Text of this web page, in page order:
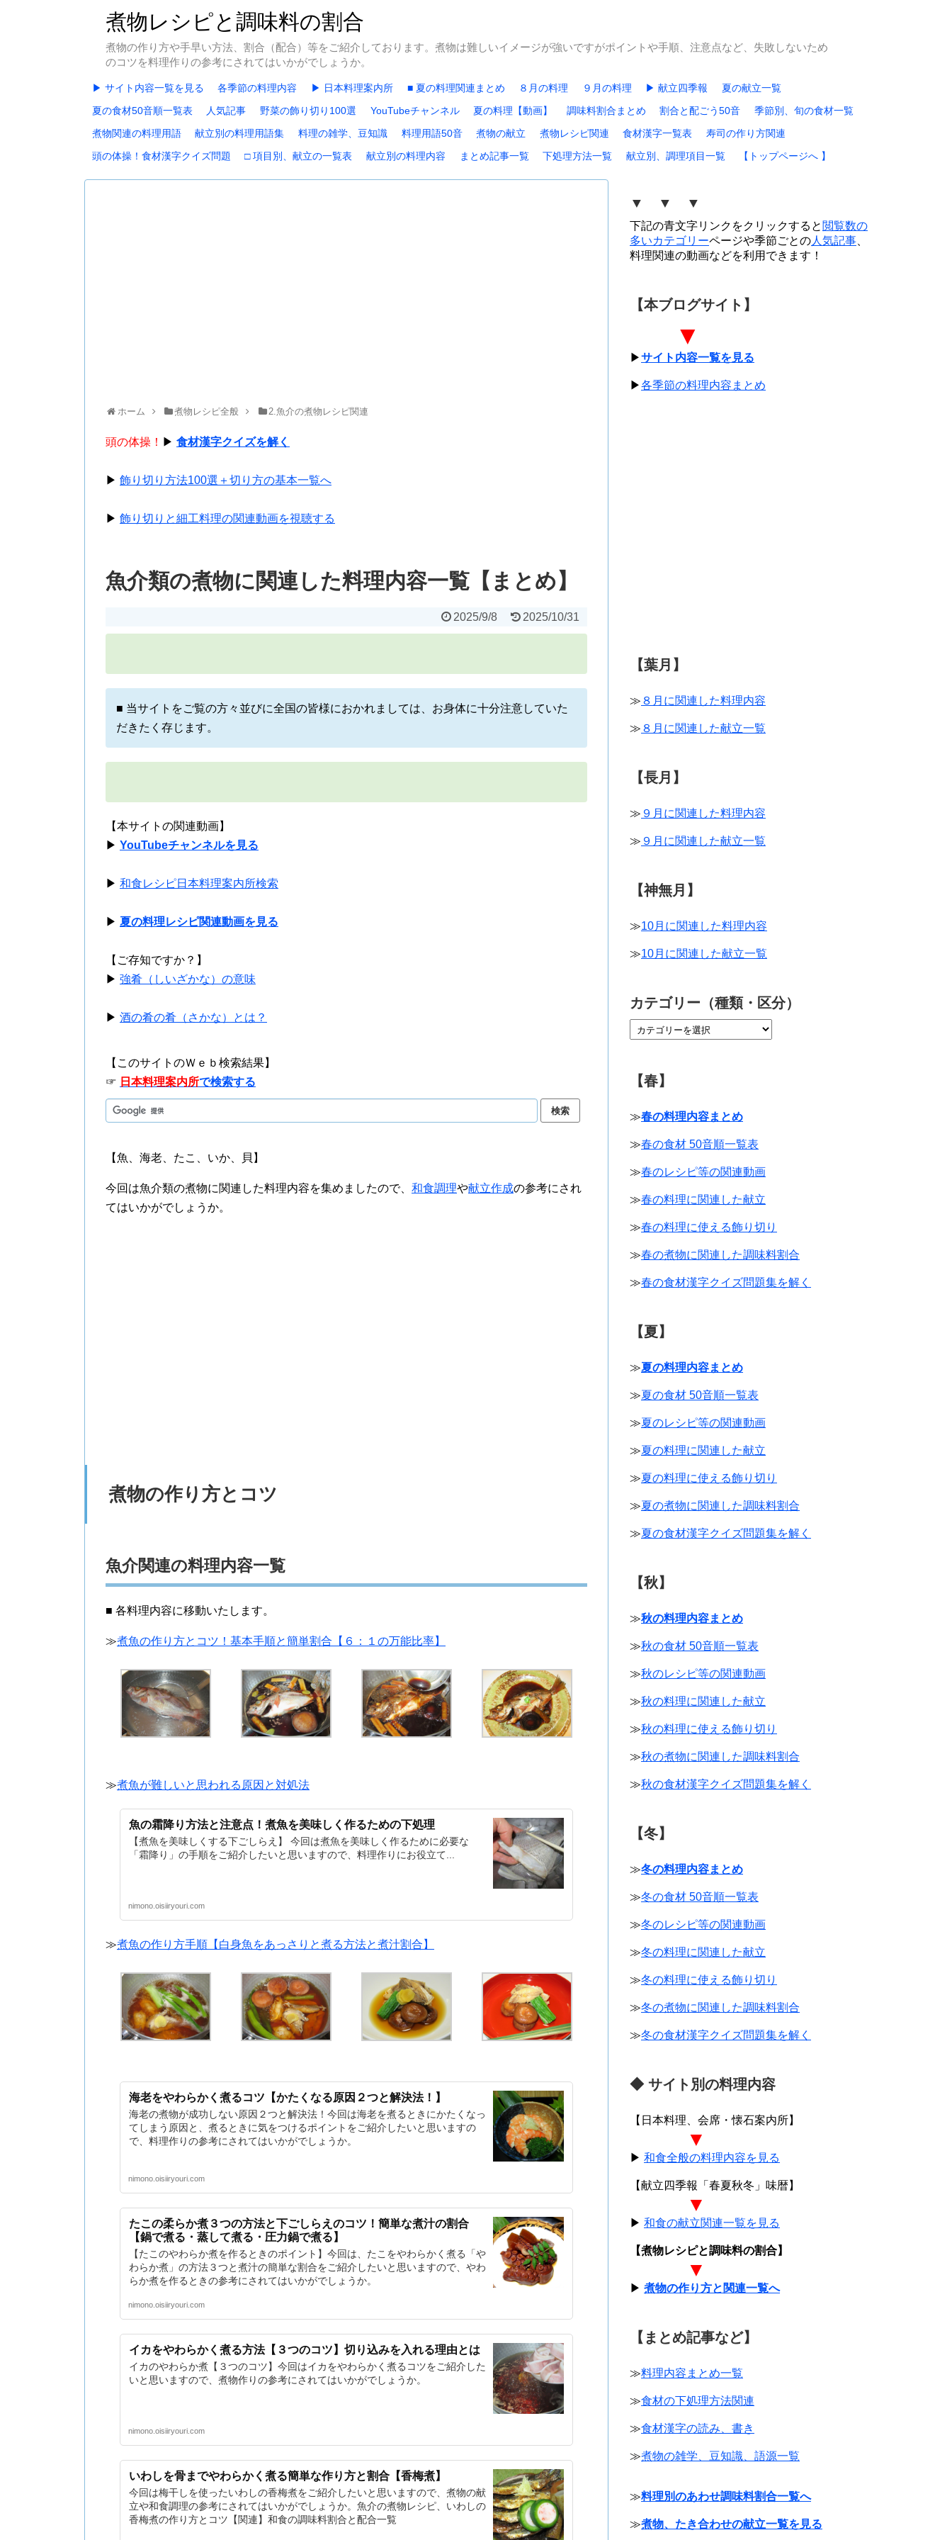
煮物レシピと調味料の割合
煮物の作り方や手早い方法、割合（配合）等をご紹介しております。煮物は難しいイメージが強いですがポイントや手順、注意点など、失敗しないため
のコツを料理作りの参考にされてはいかがでしょうか。
▶ サイト内容一覧を見る 各季節の料理内容 ▶ 日本料理案内所 ■ 夏の料理関連まとめ ８月の料理 ９月の料理 ▶ 献立四季報
夏の献立一覧
夏の食材50音順一覧表
人気記事 野菜の飾り切り100選 YouTubeチャンネル 夏の料理【動画】 調味料割合まとめ 割合と配ごう50音
季節別、旬の食材一覧
煮物関連の料理用語
献立別の料理用語集 料理の雑学、豆知識 料理用語50音 煮物の献立 煮物レシピ関連 食材漢字一覧表
寿司の作り方関連
頭の体操！食材漢字クイズ問題
□ 項目別、献立の一覧表 献立別の料理内容 まとめ記事一覧 下処理方法一覧 献立別、調理項目一覧 【トップページへ 】
ホーム 煮物レシピ全般 2.魚介の煮物レシピ関連
頭の体操！ ▶ 食材漢字クイズを解く
▶ 飾り切り方法100選＋切り方の基本一覧へ
▶ 飾り切りと細工料理の関連動画を視聴する
魚介類の煮物に関連した料理内容一覧【まとめ】
2025/9/8 2025/10/31
■ 当サイトをご覧の方々並びに全国の皆様におかれましては、お身体に十分注意していた
だきたく存じます。
【本サイトの関連動画】
▶ YouTubeチャンネルを見る
▶ 和食レシピ日本料理案内所検索
▶ 夏の料理レシピ関連動画を見る
【ご存知ですか？】
▶ 強肴（しいざかな）の意味
▶ 酒の肴の肴（さかな）とは？
【このサイトのＷｅｂ検索結果】
☞ 日本料理案内所で検索する
【魚、海老、たこ、いか、貝】
今回は魚介類の煮物に関連した料理内容を集めましたので、 和食調理や献立作成の参考にされ
てはいかがでしょうか。
煮物の作り方とコツ
魚介関連の料理内容一覧
■ 各料理内容に移動いたします。
≫煮魚の作り方とコツ！基本手順と簡単割合【６：１の万能比率】
≫煮魚が難しいと思われる原因と対処法
魚の霜降り方法と注意点！煮魚を美味しく作るための下処理
【煮魚を美味しくする下ごしらえ】 今回は煮魚を美味しく作るために必要な
「霜降り」の手順をご紹介したいと思いますので、料理作りにお役立て...
nimono.oisiiryouri.com
≫煮魚の作り方手順【白身魚をあっさりと煮る方法と煮汁割合】
海老をやわらかく煮るコツ【かたくなる原因２つと解決法！】
海老の煮物が成功しない原因２つと解決法！今回は海老を煮るときにかたくなっ
てしまう原因と、煮るときに気をつけるポイントをご紹介したいと思いますの
で、料理作りの参考にされてはいかがでしょうか。
nimono.oisiiryouri.com
たこの柔らか煮３つの方法と下ごしらえのコツ！簡単な煮汁の割合
【鍋で煮る・蒸して煮る・圧力鍋で煮る】
【たこのやわらか煮を作るときのポイント】今回は、たこをやわらかく煮る「や
わらか煮」の方法３つと煮汁の簡単な割合をご紹介したいと思いますので、やわ
らか煮を作るときの参考にされてはいかがでしょうか。
nimono.oisiiryouri.com
イカをやわらかく煮る方法【３つのコツ】切り込みを入れる理由とは
イカのやわらか煮【３つのコツ】今回はイカをやわらかく煮るコツをご紹介した
いと思いますので、煮物作りの参考にされてはいかがでしょうか。
nimono.oisiiryouri.com
いわしを骨までやわらかく煮る簡単な作り方と割合【香梅煮】
今回は梅干しを使ったいわしの香梅煮をご紹介したいと思いますので、煮物の献
立や和食調理の参考にされてはいかがでしょうか。魚介の煮物レシピ、いわしの
香梅煮の作り方とコツ【関連】和食の調味料割合と配合一覧
▼ ▼ ▼
下記の青文字リンクをクリックすると 閲覧数の
多いカテゴリーページや季節ごとの人気記事
料理関連の動画などを利用できます！
【本ブログサイト】
▼
▶サイト内容一覧を見る
▶各季節の料理内容まとめ
【葉月】
≫ ８月に関連した料理内容
≫ ８月に関連した献立一覧
【長月】
≫ ９月に関連した料理内容
≫ ９月に関連した献立一覧
【神無月】
≫10月に関連した料理内容
≫10月に関連した献立一覧
カテゴリー（種類・区分）
【春】
≫春の料理内容まとめ
≫春の食材 50音順一覧表
≫春のレシピ等の関連動画
≫春の料理に関連した献立
≫春の料理に使える飾り切り
≫春の煮物に関連した調味料割合
≫春の食材漢字クイズ問題集を解く
【夏】
≫夏の料理内容まとめ
≫夏の食材 50音順一覧表
≫夏のレシピ等の関連動画
≫夏の料理に関連した献立
≫夏の料理に使える飾り切り
≫夏の煮物に関連した調味料割合
≫夏の食材漢字クイズ問題集を解く
【秋】
≫秋の料理内容まとめ
≫秋の食材 50音順一覧表
≫秋のレシピ等の関連動画
≫秋の料理に関連した献立
≫秋の料理に使える飾り切り
≫秋の煮物に関連した調味料割合
≫秋の食材漢字クイズ問題集を解く
【冬】
≫冬の料理内容まとめ
≫冬の食材 50音順一覧表
≫冬のレシピ等の関連動画
≫冬の料理に関連した献立
≫冬の料理に使える飾り切り
≫冬の煮物に関連した調味料割合
≫冬の食材漢字クイズ問題集を解く
◆ サイト別の料理内容
【日本料理、会席・懐石案内所】
▼
▶ 和食全般の料理内容を見る
【献立四季報「春夏秋冬」味暦】
▼
▶ 和食の献立関連一覧を見る
【煮物レシピと調味料の割合】
▼
▶ 煮物の作り方と関連一覧へ
【まとめ記事など】
≫料理内容まとめ一覧
≫食材の下処理方法関連
≫食材漢字の読み、書き
≫煮物の雑学、豆知識、語源一覧
≫料理別のあわせ調味料割合一覧へ
≫煮物、たき合わせの献立一覧を見る